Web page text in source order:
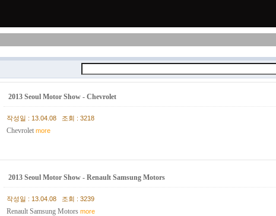
2013 Seoul Motor Show - Chevrolet
작성일 : 13.04.08 조회 : 3218
Chevrolet more
2013 Seoul Motor Show - Renault Samsung Motors
작성일 : 13.04.08 조회 : 3239
Renault Samsung Motors more